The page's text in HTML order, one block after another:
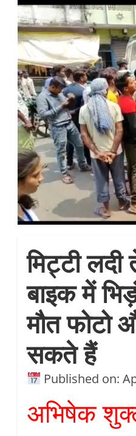
मिट्टी
बाइक में
मौत फोटो
सकते हैं
Published on:
अभिषेक